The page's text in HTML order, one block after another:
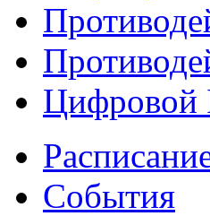
Цифровой
События